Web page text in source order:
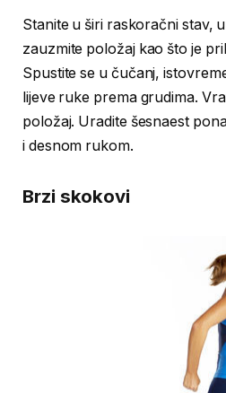
Stanite u širi raskoračni stav,
zauzmite položaj kao što je
Spustite se u čučanj,
lijeve ruke prema grudima.
položaj. Uradite šesnaest
i desnom rukom.
Brzi skokovi